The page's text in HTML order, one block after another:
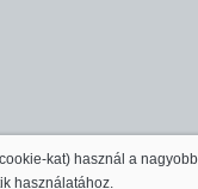
kat) használ a
használatához.